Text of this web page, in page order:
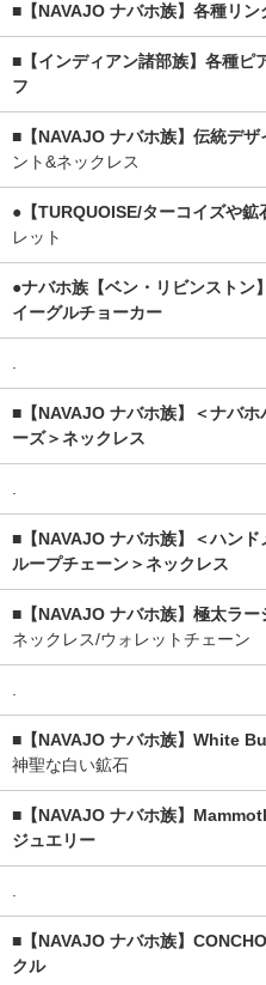
■【NAVAJO ナバホ族】各種リン
■【インディアン諸部族】各種ピ
フ
■【NAVAJO ナバホ族】伝統デ
ント&ネックレス
●【TURQUOISE/ターコイズや鉱
レット
●ナバホ族【ベン・リビンストン
イーグルチョーカー
■【NAVAJO ナバホ族】＜ナバ
ーズ＞ネックレス
■【NAVAJO ナバホ族】＜ハンド
ループチェーン＞ネックレス
■【NAVAJO ナバホ族】極太ラ
ネックレス/ウォレットチェーン
■【NAVAJO ナバホ族】White
神聖な白い鉱石
■【NAVAJO ナバホ族】
ジュエリー
■【NAVAJO ナバホ族】
クル